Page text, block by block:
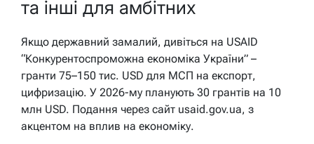
та інші для амбітних
Якщо державний замалий, дивіться на USAID
“Конкурентоспроможна економіка України” –
гранти 75–150 тис. USD для МСП на експорт,
цифризацію. У 2026-му планують 30 грантів на 10
млн USD. Подання через сайт usaid.gov.ua, з
акцентом на вплив на економіку.